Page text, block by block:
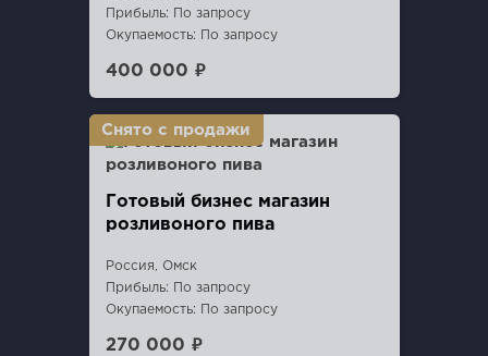
Прибыль: По запросу
Окупаемость: По запросу
400 000 ₽
Готовый бизнес магазин
розливоного пива
Россия, Омск
Прибыль: По запросу
Окупаемость: По запросу
270 000 ₽